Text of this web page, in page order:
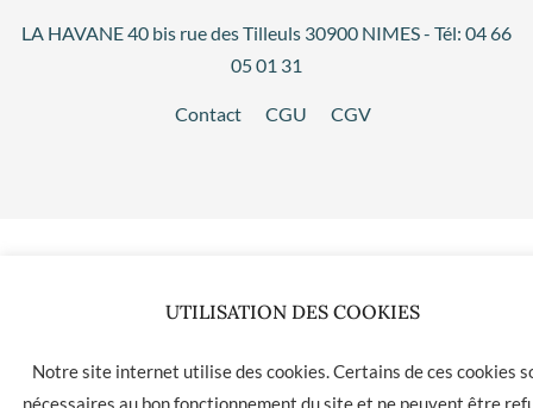
LA HAVANE 40 bis rue des Tilleuls 30900 NIMES - Tél: 04 66
05 01 31
Contact CGU CGV
UTILISATION DES COOKIES
Notre site internet utilise des cookies. Certains de ces cookies
nécessaires au bon fonctionnement du site et ne peuvent être